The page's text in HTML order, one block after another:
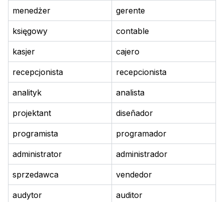
menedżer gerente
księgowy contable
kasjer cajero
recepcjonista recepcionista
analityk analista
projektant diseñador
programista programador
administrator administrador
sprzedawca vendedor
audytor auditor